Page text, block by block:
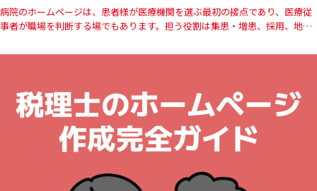
病院のホームページは、患者様が医療機関を選ぶ最初の接点であり、医療従
事者が職場を判断する場でもあります。担う役割は集患・増患、採用、地域